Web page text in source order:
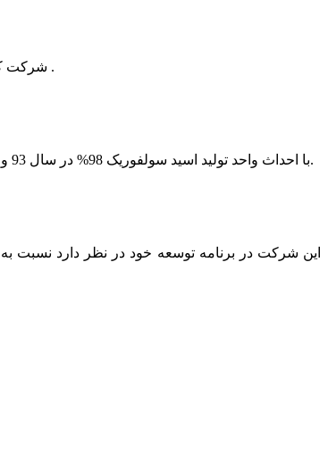
شرکت کود و سم بافق در سال 1379 در شهرک صنعتی بافق جهت تولید اسید فسفریک ، کودهای فسفاته و سایر کودهای مورد نیاز کشور عزیزمان تاسیس گردید .
با احداث واحد تولید اسید سولفوریک 98% در سال 93 و افزودن این ماده مهم و کاربردی توان تولید این مجموعه به مراتب افزایش یافت واحد سولفوریک این شرکت توانایی تولید 100 تن در روز را دارا می باشد.
این شرکت در برنامه توسعه خود در نظر دارد نسبت